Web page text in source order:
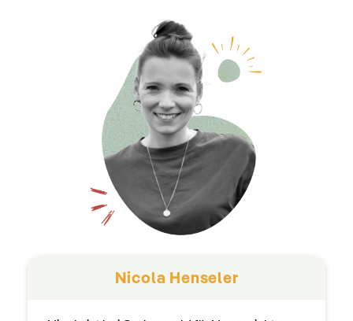
Nicola Henseler